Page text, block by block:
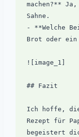
machen?**
Sahne.
- **Welche
Brot oder
![image_1]
## Fazit
Ich hoffe,
Rezept für
begeistert